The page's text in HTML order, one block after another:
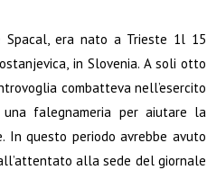
Spacal, era nato a Trieste 1l 15
in Slovenia. A soli otto
combatteva nell’esercito
falegnameria per aiutare la
In questo periodo avrebbe avuto
alla sede del giornale